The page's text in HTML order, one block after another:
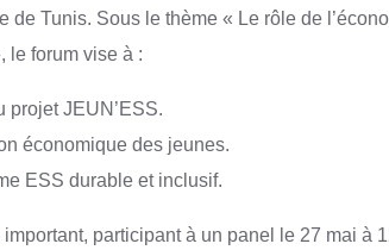
de Tunis. Sous le thème « Le rôle de
le forum vise à :
projet JEUN’ESS.
économique des jeunes.
ESS durable et inclusif.
participant à un panel le 27 mai à